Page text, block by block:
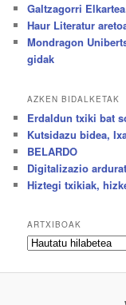
Galtzagorri
Haur Literatur
Mondragon
gidak
AZKEN BIDALKETAK
Erdaldun txiki bat
Kutsidazu bidea,
BELARDO
Digitalizazio
Hiztegi txikiak,
ARTXIBOAK
Artxiboak